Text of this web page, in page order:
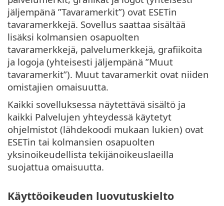
jäljempänä ”Tavaramerkit”) ovat ESETin
tavaramerkkejä. Sovellus saattaa sisältää
lisäksi kolmansien osapuolten
tavaramerkkejä, palvelumerkkejä, grafiikoita
ja logoja (yhteisesti jäljempänä ”Muut
tavaramerkit”). Muut tavaramerkit ovat niiden
omistajien omaisuutta.
Kaikki sovelluksessa näytettävä sisältö ja
kaikki Palvelujen yhteydessä käytetyt
ohjelmistot (lähdekoodi mukaan lukien) ovat
ESETin tai kolmansien osapuolten
yksinoikeudellista tekijänoikeuslaeilla
suojattua omaisuutta.
Käyttöoikeuden luovutuskielto